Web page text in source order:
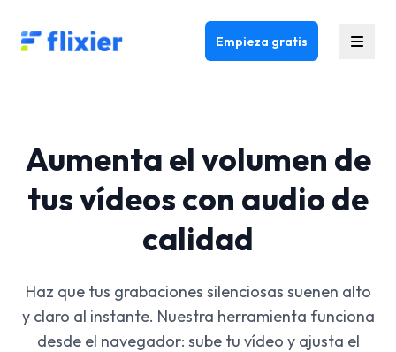
Flixier logo - Home Empieza gratis
Aumenta el volumen de
tus vídeos con audio de
calidad
Haz que tus grabaciones silenciosas suenen alto
y claro al instante. Nuestra herramienta funciona
desde el navegador: sube tu vídeo y ajusta el